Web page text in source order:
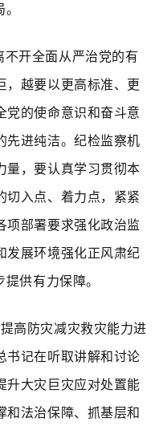
不开全面从严治党的有
，越要以更高标准、更
党的使命意识和奋斗意
先进纯洁。纪检监察机
量，要认真学习贯彻本
切入点、着力点，紧紧
项部署要求强化政治监
发展环境强化正风肃纪
供有力保障。
高防灾减灾救灾能力进
书记在听取讲解和讨论
升大灾巨灾应对处置能
和法治保障、抓基层和